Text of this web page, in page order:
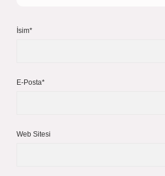
İsim*
E-Posta*
Web Sitesi